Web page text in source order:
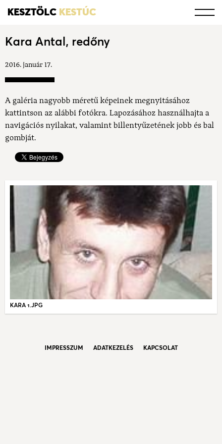
KESZTÖLC KESTÚC
Kara Antal, redőny
2016. január 17.
A galéria nagyobb méretű képeinek megnyitásához
kattintson az alábbi fotókra. Lapozásához használhajta a
navigációs nyilakat, valamint billentyűzetének jobb és bal
gombját.
KARA 1.JPG
IMPRESSZUM ADATKEZELÉS KAPCSOLAT